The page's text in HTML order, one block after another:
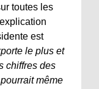
toutes les
est
le plus et
chiffres des
même